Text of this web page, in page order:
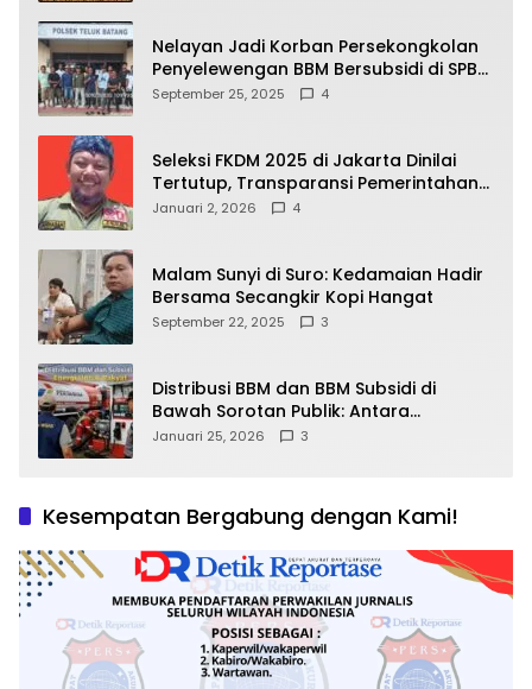
Nelayan Jadi Korban Persekongkolan
Penyelewengan BBM Bersubsidi di SPBU
64.78809 Teluk Batang
September 25, 2025 4
Seleksi FKDM 2025 di Jakarta Dinilai
Tertutup, Transparansi Pemerintahan
Pramono–Rano Dipertanyakan
Januari 2, 2026 4
Malam Sunyi di Suro: Kedamaian Hadir
Bersama Secangkir Kopi Hangat
September 22, 2025 3
Distribusi BBM dan BBM Subsidi di
Bawah Sorotan Publik: Antara
Kepentingan Negara, Hak Konsumen,
Januari 25, 2026 3
Kesempatan Bergabung dengan Kami!